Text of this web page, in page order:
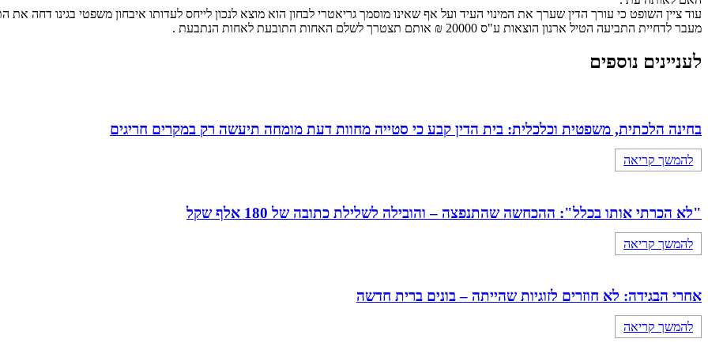
עוד ציין השופט כי עורך הדין שערך את המינוי העיד ועל אף שאינו מוסמך גריאטרי לבחון הוא מוצא לנכון לייחס לעדותו איבחון משפטי בגינו דחה את
מעבר לדחיית התביעה הטיל ארנון הוצאות ע"ס 20000 ₪ אותם תצטרך לשלם האחות התובעת לאחות הנתבעת .
לעניינים נוספים
בחינה הלכתית, משפטית וכלכלית: בית הדין קבע כי סטייה מחוות דעת מומחה תיעשה רק במקרים חריגים
להמשך קריאה
"לא הכרתי אותו בכלל": ההכחשה שהתנפצה – והובילה לשלילת כתובה של 180 אלף שקל
להמשך קריאה
אחרי הבגידה: לא חוזרים לזוגיות שהייתה – בונים ברית חדשה
להמשך קריאה